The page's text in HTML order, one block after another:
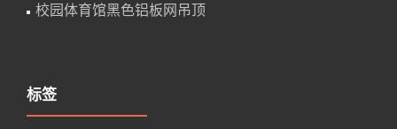
校园体育馆黑色铝板网吊顶
标签